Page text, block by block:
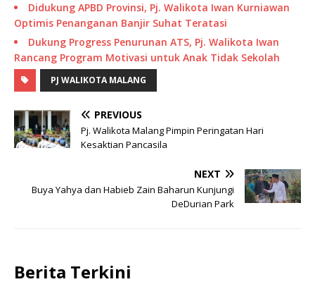
Didukung APBD Provinsi, Pj. Walikota Iwan Kurniawan
Optimis Penanganan Banjir Suhat Teratasi
Dukung Progress Penurunan ATS, Pj. Walikota Iwan
Rancang Program Motivasi untuk Anak Tidak Sekolah
PJ WALIKOTA MALANG
PREVIOUS
Pj. Walikota Malang Pimpin Peringatan Hari
Kesaktian Pancasila
NEXT
Buya Yahya dan Habieb Zain Baharun Kunjungi
DeDurian Park
Berita Terkini